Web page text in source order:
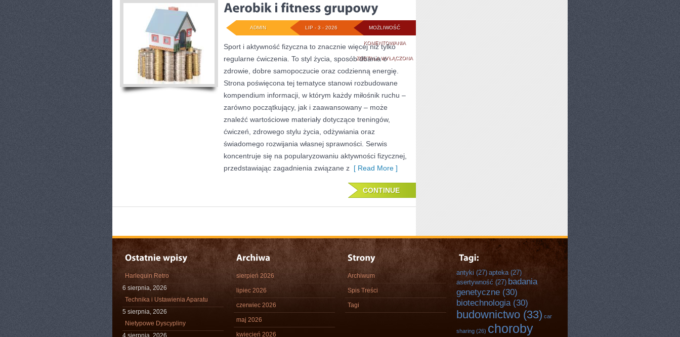
MOŻLIWOŚĆ
KOMENTOWANIAAEROBIK
I
FITNESS
GRUPOWY
ZOSTAŁA WYŁĄCZONA
LIP - 3 - 2026
ADMIN
Sport i aktywność fizyczna to znacznie więcej niż tylko
regularne ćwiczenia. To styl życia, sposób dbania o
zdrowie, dobre samopoczucie oraz codzienną energię.
Strona poświęcona tej tematyce stanowi rozbudowane
kompendium informacji, w którym każdy miłośnik ruchu –
zarówno początkujący, jak i zaawansowany – może
znaleźć wartościowe materiały dotyczące treningów,
ćwiczeń, zdrowego stylu życia, odżywiania oraz
świadomego rozwijania własnej sprawności. Serwis
koncentruje się na popularyzowaniu aktywności fizycznej,
przedstawiając zagadnienia związane z [ Read More ]
CONTINUE
Harlequin Retro
6 sierpnia, 2026
Technika i Ustawienia Aparatu
5 sierpnia, 2026
Nietypowe Dyscypliny
4 sierpnia, 2026
sierpień 2026
lipiec 2026
czerwiec 2026
maj 2026
kwiecień 2026
Archiwum
Spis Treści
Tagi
antyki (27) apteka(27)
asertywność (27) badania
genetyczne (30)
biotechnologia(30)
budownictwo (33) car
sharing (26) choroby